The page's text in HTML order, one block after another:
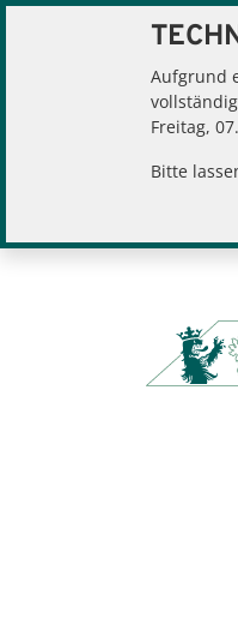
Aufgrund
Freitag,
Bitte
Sie